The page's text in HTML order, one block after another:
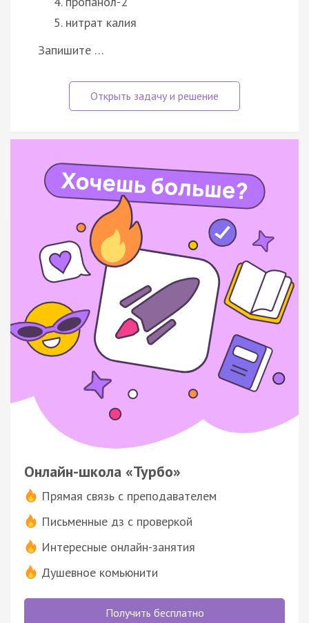
нитрат калия
Запишите …
Онлайн-школа «Турбо»
Прямая связь с преподавателем
Письменные дз с проверкой
Интересные онлайн-занятия
Душевное комьюнити
Получить бесплатно